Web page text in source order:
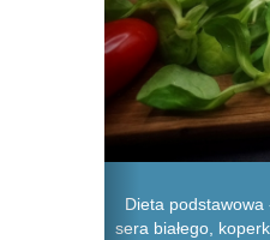
Dieta podstawowa
sera białego,